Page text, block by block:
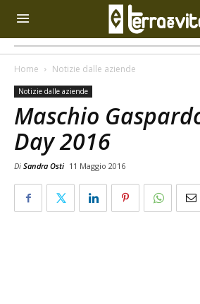
Home Notizie dalle aziende
Notizie dalle aziende
Maschio
Day 2016
Di Sandra Osti 11 Maggio 2016